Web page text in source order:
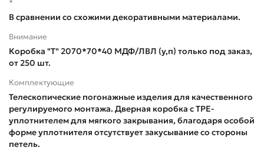
*
В сравнении со схожими декоративными материалами.
Внимание
Коробка "Т" 2070*70*40 МДФ/ЛВЛ (у,п) только под заказ,
от 250 шт.
Комплектующие
Телескопические погонажные изделия для качественного
регулируемого монтажа. Дверная коробка с TPE-
уплотнителем для мягкого закрывания, благодаря особой
форме уплотнителя отсутствует закусывание со стороны
петель.